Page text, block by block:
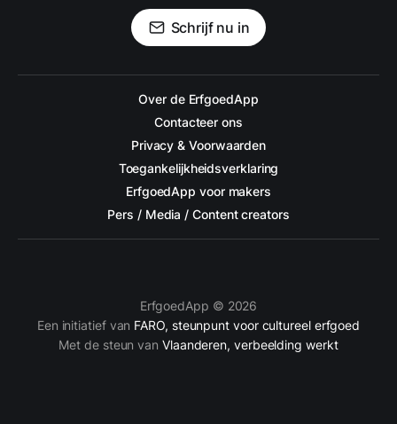
Schrijf nu in
Over de ErfgoedApp
Contacteer ons
Privacy & Voorwaarden
Toegankelijkheidsverklaring
ErfgoedApp voor makers
Pers / Media / Content creators
ErfgoedApp © 2026
Een initiatief van FARO, steunpunt voor cultureel erfgoed
Met de steun van Vlaanderen, verbeelding werkt